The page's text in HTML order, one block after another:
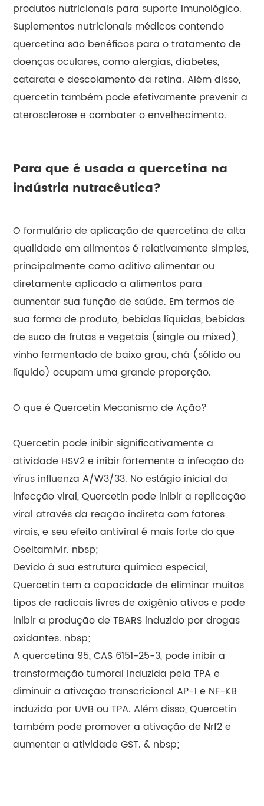
produtos nutricionais para suporte imunológico.
Suplementos nutricionais médicos contendo
quercetina são benéficos para o tratamento de
doenças oculares, como alergias, diabetes,
catarata e descolamento da retina. Além disso,
quercetin também pode efetivamente prevenir a
aterosclerose e combater o envelhecimento.
Para que é usada a quercetina na
indústria nutracêutica?
O formulário de aplicação de quercetina de alta
qualidade em alimentos é relativamente simples,
principalmente como aditivo alimentar ou
diretamente aplicado a alimentos para
aumentar sua função de saúde. Em termos de
sua forma de produto, bebidas líquidas, bebidas
de suco de frutas e vegetais (single ou mixed),
vinho fermentado de baixo grau, chá (sólido ou
líquido) ocupam uma grande proporção.
O que é Quercetin Mecanismo de Ação?
Quercetin pode inibir significativamente a
atividade HSV2 e inibir fortemente a infecção do
vírus influenza A/W3/33. No estágio inicial da
infecção viral, Quercetin pode inibir a replicação
viral através da reação indireta com fatores
virais, e seu efeito antiviral é mais forte do que
Oseltamivir. nbsp;
Devido à sua estrutura química especial,
Quercetin tem a capacidade de eliminar muitos
tipos de radicais livres de oxigênio ativos e pode
inibir a produção de TBARS induzido por drogas
oxidantes. nbsp;
A quercetina 95, CAS 6151-25-3, pode inibir a
transformação tumoral induzida pela TPA e
diminuir a ativação transcricional AP-1 e NF-KB
induzida por UVB ou TPA. Além disso, Quercetin
também pode promover a ativação de Nrf2 e
aumentar a atividade GST. & nbsp;